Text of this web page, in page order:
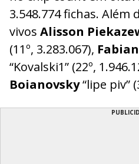
3.548.774 fichas. Além
vivos Alisson
(11º, 3.283.067),
“Kovalski1” (22º,
Boianovsky“lipe piv”